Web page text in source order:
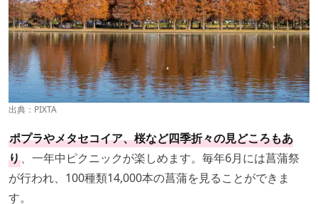
出典：PIXTA
ポプラやメタセコイア、桜など四季折々の見どころもあ
り、一年中ピクニックが楽しめます。毎年6月には菖蒲祭
が行われ、100種類14,000本の菖蒲を見ることができま
す。